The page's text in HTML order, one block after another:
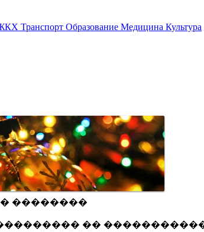
Транспорт Образование Медицина Культура
��������
��������� ��